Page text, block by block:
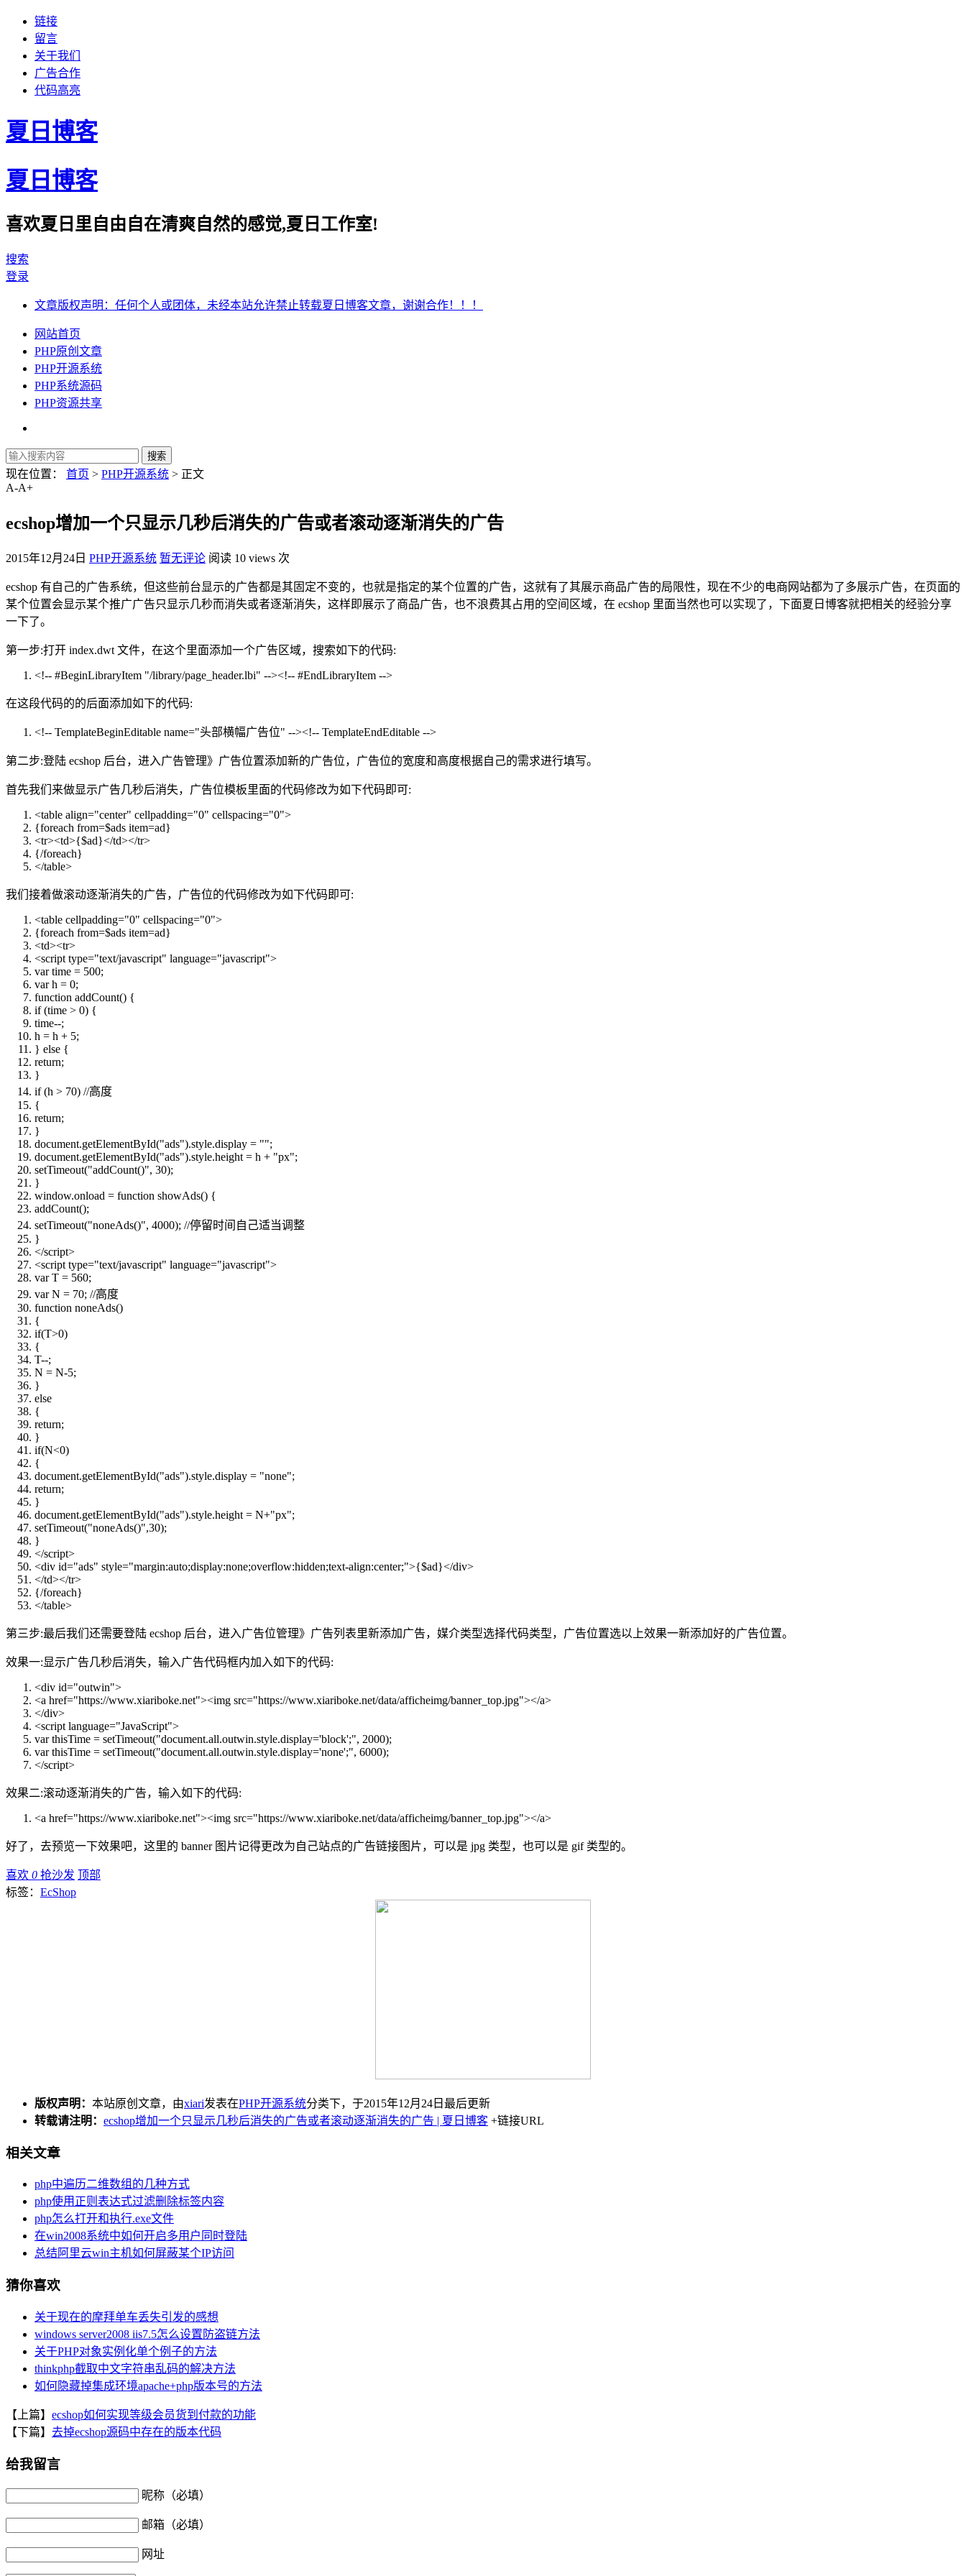
链接
留言
关于我们
广告合作
代码高亮
夏日博客
夏日博客
喜欢夏日里自由自在清爽自然的感觉,夏日工作室!
搜索
登录
文章版权声明：任何个人或团体，未经本站允许禁止转载夏日博客文章，谢谢合作！！！
网站首页
PHP原创文章
PHP开源系统
PHP系统源码
PHP资源共享
现在位置： 首页 > PHP开源系统 > 正文
A-A+
ecshop增加一个只显示几秒后消失的广告或者滚动逐渐消失的广告
2015年12月24日 PHP开源系统 暂无评论 阅读 10 views 次
ecshop 有自己的广告系统，但这些前台显示的广告都是其固定不变的，也就是指定的某个位置的广告，这就有了其展示商品广告的局限性，现在不少的电商网站都为了多展示广告，在页面的
某个位置会显示某个推广广告只显示几秒而消失或者逐渐消失，这样即展示了商品广告，也不浪费其占用的空间区域，在 ecshop 里面当然也可以实现了，下面夏日博客就把相关的经验分享
一下了。
第一步:打开 index.dwt 文件，在这个里面添加一个广告区域，搜索如下的代码:
<!-- #BeginLibraryItem "/library/page_header.lbi" --><!-- #EndLibraryItem -->
在这段代码的的后面添加如下的代码:
<!-- TemplateBeginEditable name="头部横幅广告位" --><!-- TemplateEndEditable -->
第二步:登陆 ecshop 后台，进入广告管理》广告位置添加新的广告位，广告位的宽度和高度根据自己的需求进行填写。
首先我们来做显示广告几秒后消失，广告位模板里面的代码修改为如下代码即可:
<table align="center" cellpadding="0" cellspacing="0">
{foreach from=$ads item=ad}
<tr><td>{$ad}</td></tr>
{/foreach}
</table>
我们接着做滚动逐渐消失的广告，广告位的代码修改为如下代码即可:
<table cellpadding="0" cellspacing="0">
{foreach from=$ads item=ad}
<td><tr>
<script type="text/javascript" language="javascript">
vartime = 500;
varh = 0;
function addCount() {
if(time > 0) {
time--;
h = h + 5;
} else {
return;
}
if(h > 70) //高度
{
return;
}
document.getElementById("ads").style.display = "";
document.getElementById("ads").style.height = h + "px";
setTimeout("addCount()", 30);
}
window.onload = function showAds() {
addCount();
setTimeout("noneAds()", 4000); //停留时间自己适当调整
}
</script>
<script type="text/javascript" language="javascript">
varT = 560;
varN = 70; //高度
function noneAds()
{
if(T>0)
{
T--;
N = N-5;
}
else
{
return;
}
if(N<0)
{
document.getElementById("ads").style.display = "none";
return;
}
document.getElementById("ads").style.height = N+"px";
setTimeout("noneAds()",30);
}
</script>
<div id="ads" style="margin:auto;display:none;overflow:hidden;text-align:center;">{$ad}</div>
</td></tr>
{/foreach}
</table>
第三步:最后我们还需要登陆 ecshop 后台，进入广告位管理》广告列表里新添加广告，媒介类型选择代码类型，广告位置选以上效果一新添加好的广告位置。
效果一:显示广告几秒后消失，输入广告代码框内加入如下的代码:
<div id="outwin">
<a href="https://www.xiariboke.net"><img src="https://www.xiariboke.net/data/afficheimg/banner_top.jpg"></a>
</div>
<script language="JavaScript">
varthisTime = setTimeout("document.all.outwin.style.display='block';", 2000);
varthisTime = setTimeout("document.all.outwin.style.display='none';", 6000);
</script>
效果二:滚动逐渐消失的广告，输入如下的代码:
<a href="https://www.xiariboke.net"><img src="https://www.xiariboke.net/data/afficheimg/banner_top.jpg"></a>
好了，去预览一下效果吧，这里的 banner 图片记得更改为自己站点的广告链接图片，可以是 jpg 类型，也可以是 gif 类型的。
喜欢 0 抢沙发 顶部
标签： EcShop
版权声明： 本站原创文章，由xiari发表在PHP开源系统分类下，于2015年12月24日最后更新
转载请注明： ecshop增加一个只显示几秒后消失的广告或者滚动逐渐消失的广告 | 夏日博客 +链接URL
相关文章
php中遍历二维数组的几种方式
php使用正则表达式过滤删除标签内容
php怎么打开和执行.exe文件
在win2008系统中如何开启多用户同时登陆
总结阿里云win主机如何屏蔽某个IP访问
猜你喜欢
关于现在的摩拜单车丢失引发的感想
windows server2008 iis7.5怎么设置防盗链方法
关于PHP对象实例化单个例子的方法
thinkphp截取中文字符串乱码的解决方法
如何隐藏掉集成环境apache+php版本号的方法
【上篇】 ecshop如何实现等级会员货到付款的功能
【下篇】 去掉ecshop源码中存在的版本代码
给我留言
昵称（必填）
邮箱（必填）
网址